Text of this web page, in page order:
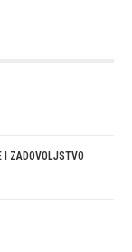
I ZADOVOLJSTVO